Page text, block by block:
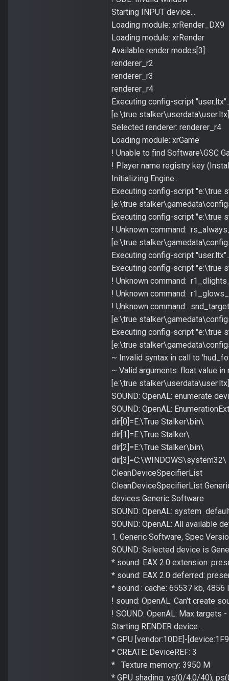
Starting INPUT device...
Loading module: xrRender_DX9
Loading module: xrRender
Available render modes[3]:
renderer_r2
renderer_r3
renderer_r4
Executing config-script
[e:\true
Selected renderer: renderer_r4
Loading module: xrGame
! Unable to find Software\GSC
! Player name registry key
Initializing Engine...
Executing config-script "e:\true
[e:\true
Executing config-script "e:\true
! Unknown command:
[e:\true
Executing config-script
Executing config-script "e:\true
! Unknown command:
! Unknown command:
! Unknown command:
[e:\true
Executing config-script "e:\true
[e:\true
~ Invalid syntax in call to
~ Valid arguments: float value in
[e:\true
SOUND: OpenAL: enumerate
SOUND: OpenAL:
dir[0]=E:\True Stalker\bin\
dir[1]=E:\True Stalker\
dir[2]=E:\True Stalker\bin\
dir[3]=C:\WINDOWS\system32\
CleanDeviceSpecifierList
CleanDeviceSpecifierList
devices Generic Software
SOUND: OpenAL: system
SOUND: OpenAL: All available
1. Generic Software, Spec
SOUND: Selected device is
* sound: EAX 2.0 extension:
* sound: EAX 2.0 deferred:
* sound : cache: 65537 kb, 4856
! sound: OpenAL: Can't create
! SOUND: OpenAL: Max targets
Starting RENDER device...
* GPU [vendor:10DE]-
* CREATE: DeviceREF: 3
* Texture memory: 3950 M
* GPU shading: vs(0/4.0/40),